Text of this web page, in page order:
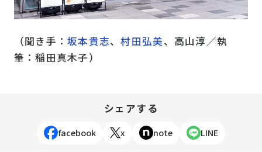
（聞き手：坂本貴志、村田弘美、高山淳／執
筆：稲田真木子）
シェアする
facebook x note LINE